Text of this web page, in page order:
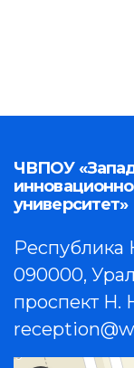
ЧВПОУ
университет»
Республика
090000,
проспект Н.